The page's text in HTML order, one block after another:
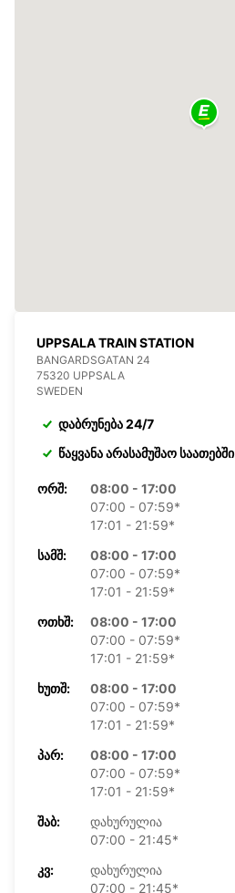
UPPSALA TRAIN STATION
BANGARDSGATAN 24
75320 UPPSALA
SWEDEN
დაბრუნება 24/7
წაყვანა არასამუშაო საათებში
ᲝᲠᲨ:
08:00 - 17:00
07:00 - 07:59*
17:01 - 21:59*
ᲡᲐᲛᲨ:
08:00 - 17:00
07:00 - 07:59*
17:01 - 21:59*
ᲝᲗᲮᲨ:
08:00 - 17:00
07:00 - 07:59*
17:01 - 21:59*
ᲮᲣᲗᲨ:
08:00 - 17:00
07:00 - 07:59*
17:01 - 21:59*
ᲞᲐᲠ:
08:00 - 17:00
07:00 - 07:59*
17:01 - 21:59*
ᲨᲐᲑ:
დახურულია
07:00 - 21:45*
ᲙᲕ:
დახურულია
07:00 - 21:45*